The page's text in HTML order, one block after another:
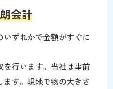
会計
ずれかで金額がすぐに
行います。当社は事前
す。現地で物の大きさ